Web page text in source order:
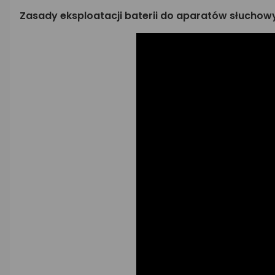
Zasady eksploatacji baterii do aparatów